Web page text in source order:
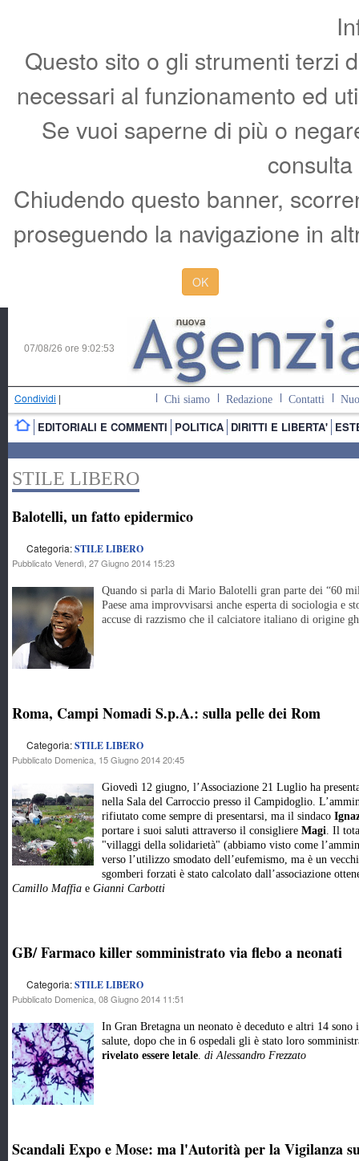
Questo sito o gli strumenti terzi
necessari al funzionamento ed
Se vuoi saperne di più o
Chiudendo questo banner,
proseguendo la navigazione in
OK
07/08/26 ore 9:02:53
Condividi | Chi siamo Redazione Contatti
EDITORIALI E COMMENTI POLITICA DIRITTI E LIBERTA'
STILE LIBERO
Balotelli, un fatto epidermico
Categoria:STILE LIBERO
Pubblicato Venerdì, 27 Giugno 2014 15:23
Quando si parla di Mario Balotelli gran parte dei “60
Paese ama improvvisarsi anche esperta di sociologia e
accuse di razzismo che il calciatore italiano di origine
Roma, Campi Nomadi S.p.A.: sulla pelle dei Rom
Categoria:STILE LIBERO
Pubblicato Domenica, 15 Giugno 2014 20:45
Giovedì 12 giugno, l’Associazione 21 Luglio ha
nella Sala del Carroccio presso il Campidoglio.
rifiutato come sempre di presentarsi, ma il sindaco
portare i suoi saluti attraverso il consigliere Magi. Il
"villaggi della solidarietà" (abbiamo visto come
verso l’utilizzo smodato dell’eufemismo, ma è un
sgomberi forzati è stato calcolato dall’associazione
Camillo Maffia e Gianni Carbotti
GB/ Farmaco killer somministrato via flebo a neonati
Categoria:STILE LIBERO
Pubblicato Domenica, 08 Giugno 2014 11:51
In Gran Bretagna un neonato è deceduto e altri 14
salute, dopo che in 6 ospedali gli è stato loro
rivelato essere letale. di Alessandro Frezzato
Scandali Expo e Mose: ma l'Autorità per la Vigilanza